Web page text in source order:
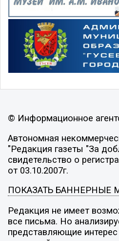
© Информационное
Автономная
"Редакция газеты "За
свидетельство о
от 03.10.2007г.
ПОКАЗАТЬ БАННЕРНЫЕ
Редакция не имеет
все письма. Но
представляющие